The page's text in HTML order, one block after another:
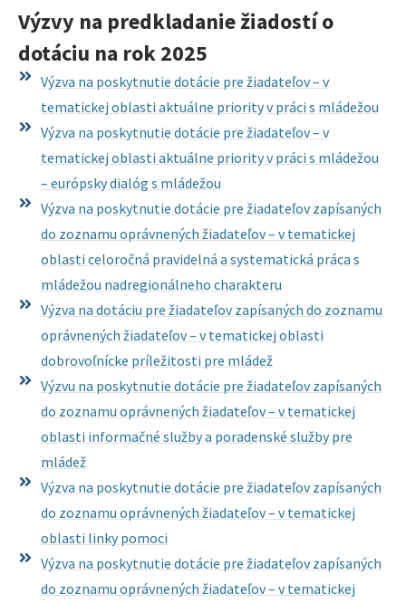
Výzvy na predkladanie žiadostí o
dotáciu na rok 2025
Výzva na poskytnutie dotácie pre žiadateľov – v
tematickej oblasti aktuálne priority v práci s mládežou
Výzva na poskytnutie dotácie pre žiadateľov – v
tematickej oblasti aktuálne priority v práci s mládežou
– európsky dialóg s mládežou
Výzva na poskytnutie dotácie pre žiadateľov zapísaných
do zoznamu oprávnených žiadateľov – v tematickej
oblasti celoročná pravidelná a systematická práca s
mládežou nadregionálneho charakteru
Výzva na dotáciu pre žiadateľov zapísaných do zoznamu
oprávnených žiadateľov – v tematickej oblasti
dobrovoľnícke príležitosti pre mládež
Výzvu na poskytnutie dotácie pre žiadateľov zapísaných
do zoznamu oprávnených žiadateľov – v tematickej
oblasti informačné služby a poradenské služby pre
mládež
Výzva na poskytnutie dotácie pre žiadateľov zapísaných
do zoznamu oprávnených žiadateľov – v tematickej
oblasti linky pomoci
Výzva na poskytnutie dotácie pre žiadateľov zapísaných
do zoznamu oprávnených žiadateľov – v tematickej